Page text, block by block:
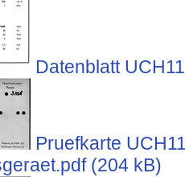
Datenblatt
Pruefkarte
(204 kB)